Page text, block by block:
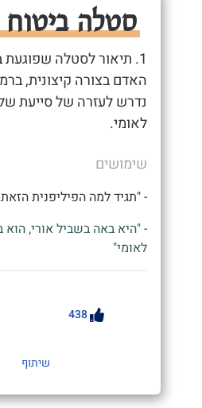
סטלה
1. תיאור לסטלה
האדם בצורה קיצונית,
נדרש לעזרה של סייעת
לאומי.
שימושים
- "תגיד למה הפיליפנית
- "היא באה בשביל אורי, הוא
לאומי"
438
שיתוף